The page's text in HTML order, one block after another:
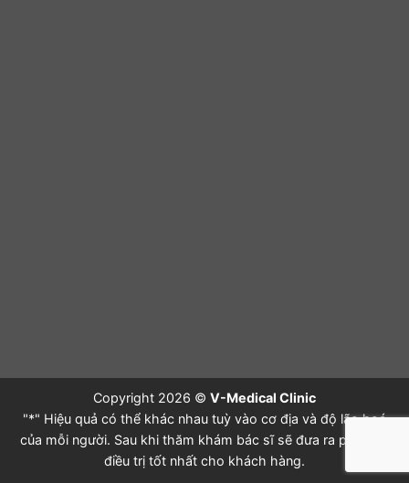
Copyright 2026 © V-Medical Clinic
"*" Hiệu quả có thể khác nhau tuỳ vào cơ địa và độ lão hoá
của mỗi người. Sau khi thăm khám bác sĩ sẽ đưa ra phác đồ
điều trị tốt nhất cho khách hàng.